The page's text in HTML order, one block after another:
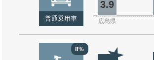
普通乗用車
3.9
広島県
8%